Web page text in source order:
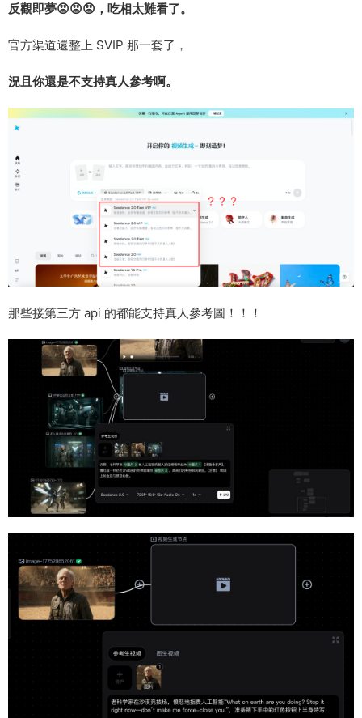
反觀即夢😡😡😡，吃相太難看了。
官方渠道還整上 SVIP 那一套了，
況且你還是不支持真人參考啊。
那些接第三方 api 的都能支持真人參考圖！！！